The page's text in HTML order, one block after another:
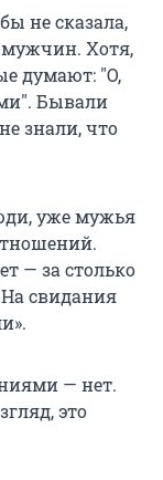
не сказала,
мужчин. Хотя,
думают: "О,
Бывали
знали, что
уже мужья
— за столько
свидания
— нет.
это